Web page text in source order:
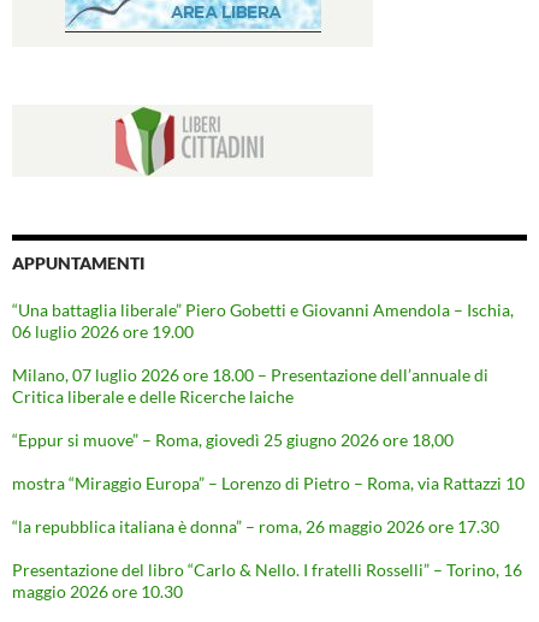
APPUNTAMENTI
“Una battaglia liberale” Piero Gobetti e Giovanni Amendola – Ischia,
06 luglio 2026 ore 19.00
Milano, 07 luglio 2026 ore 18.00 – Presentazione dell’annuale di
Critica liberale e delle Ricerche laiche
“Eppur si muove” – Roma, giovedì 25 giugno 2026 ore 18,00
mostra “Miraggio Europa” – Lorenzo di Pietro – Roma, via Rattazzi 10
“la repubblica italiana è donna” – roma, 26 maggio 2026 ore 17.30
Presentazione del libro “Carlo & Nello. I fratelli Rosselli” – Torino, 16
maggio 2026 ore 10.30